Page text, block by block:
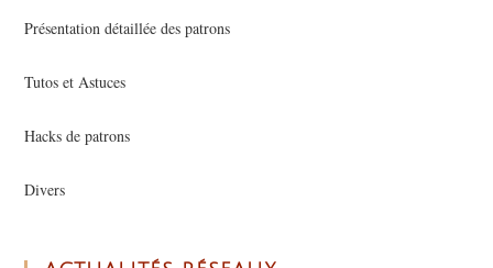
Présentation détaillée des patrons
Tutos et Astuces
Hacks de patrons
Divers